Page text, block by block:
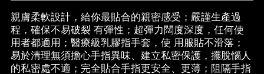
親膚柔軟設計，給你最貼合的親密感受；嚴謹生產過
程，確保不易破裂 有彈性；超彈力闊度深度，任何使
用者都適用；醫療級乳膠指手套，使 用服貼不滑落；
易於清理無須擔心手指異味、建立私密保護，擺脫惱人
的私密處不適；完全貼合手指更安全、更薄；阻隔手指